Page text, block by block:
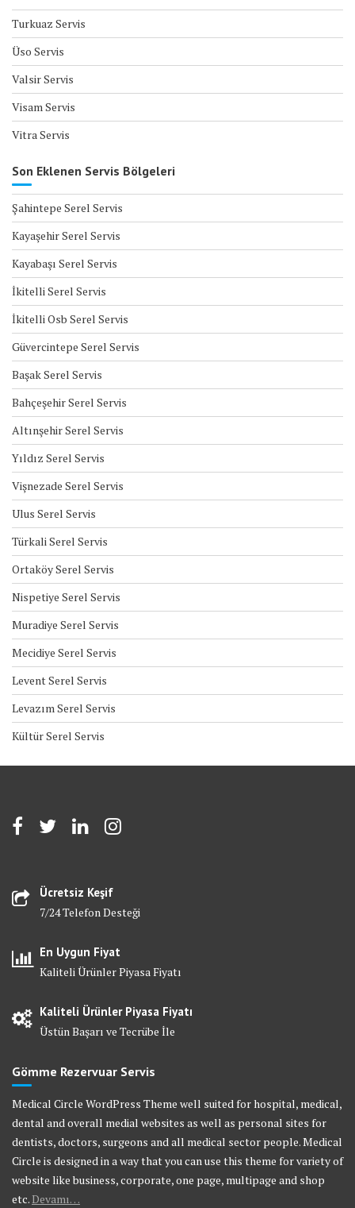
Turkuaz Servis
Üso Servis
Valsir Servis
Visam Servis
Vitra Servis
Son Eklenen Servis Bölgeleri
Şahintepe Serel Servis
Kayaşehir Serel Servis
Kayabaşı Serel Servis
İkitelli Serel Servis
İkitelli Osb Serel Servis
Güvercintepe Serel Servis
Başak Serel Servis
Bahçeşehir Serel Servis
Altınşehir Serel Servis
Yıldız Serel Servis
Vişnezade Serel Servis
Ulus Serel Servis
Türkali Serel Servis
Ortaköy Serel Servis
Nispetiye Serel Servis
Muradiye Serel Servis
Mecidiye Serel Servis
Levent Serel Servis
Levazım Serel Servis
Kültür Serel Servis
Ücretsiz Keşif
7/24 Telefon Desteği
En Uygun Fiyat
Kaliteli Ürünler Piyasa Fiyatı
Kaliteli Ürünler Piyasa Fiyatı
Üstün Başarı ve Tecrübe İle
Gömme Rezervuar Servis
Medical Circle WordPress Theme well suited for hospital, medical,
dental and overall medial websites as well as personal sites for
dentists, doctors, surgeons and all medical sector people. Medical
Circle is designed in a way that you can use this theme for variety of
website like business, corporate, one page, multipage and shop
etc.Devamı…